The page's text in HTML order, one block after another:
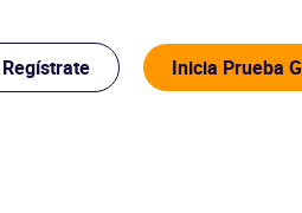
Regístrate Inicia Prueba